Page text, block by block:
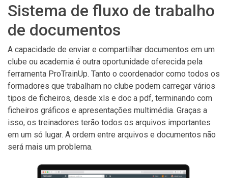
Sistema de fluxo de trabalho
de documentos
A capacidade de enviar e compartilhar documentos em um
clube ou academia é outra oportunidade oferecida pela
ferramenta ProTrainUp. Tanto o coordenador como todos os
formadores que trabalham no clube podem carregar vários
tipos de ficheiros, desde xls e doc a pdf, terminando com
ficheiros gráficos e apresentações multimédia. Graças a
isso, os treinadores terão todos os arquivos importantes
em um só lugar. A ordem entre arquivos e documentos não
será mais um problema.